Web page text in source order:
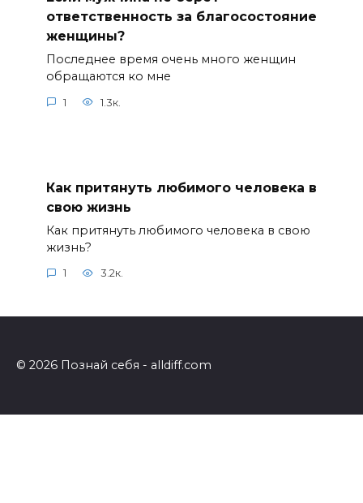
ответственность за благосостояние
женщины?
Последнее время очень много женщин
обращаются ко мне
1 1.3к.
Как притянуть любимого человека в
свою жизнь
Как притянуть любимого человека в свою
жизнь?
1 3.2к.
© 2026 Познай себя - alldiff.com